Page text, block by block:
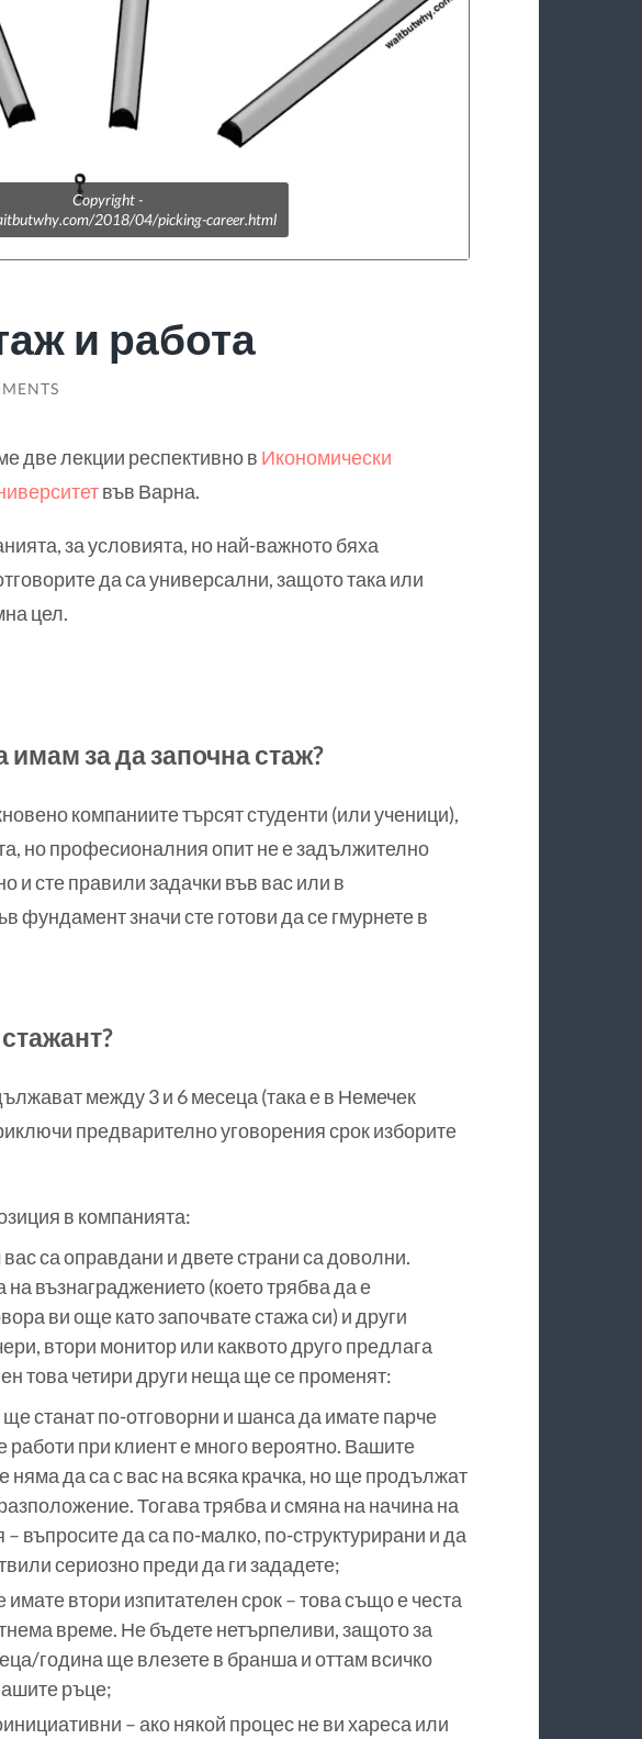
Copyright -
2018/04/picking-career.html
и работа
две лекции респективно в Икономически
във Варна.
за условията, но най-важното бяха
да са универсални, защото така или
цел.
имам за да започна стаж?
компаниите търсят студенти (или ученици),
но професионалния опит не е задължително
и сте правили задачки във вас или в
фундамент значи сте готови да се гмурнете в
между 3 и 6 месеца (така е в Немечек
предварително уговорения срок изборите
в компанията:
са оправдани и двете страни са доволни.
възнаграджението (което трябва да е
ви още като започвате стажа си) и други
втори монитор или каквото друго предлага
това четири други неща ще се променят:
станат по-отговорни и шанса да имате парче
работи при клиент е много вероятно. Вашите
няма да са с вас на всяка крачка, но ще продължат
Тогава трябва и смяна на начина на
– въпросите да са по-малко, по-структурирани и да
сериозно преди да ги зададете;
втори изпитателен срок – това също е честа
време. Не бъдете нетърпеливи, защото за
година ще влезете в бранша и оттам всичко
ръце;
– ако някой процес не ви хареса или